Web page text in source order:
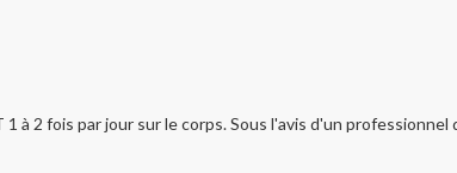
1 à 2 fois par jour sur le corps. Sous l'avis d'un